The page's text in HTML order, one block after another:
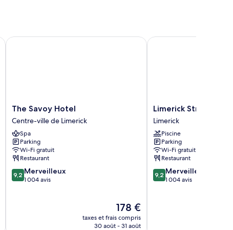
The
Savoy
Hotel
Centre-
ville
de
Limerick
The Savoy Hotel
Centre-ville de Limerick
Spa
Parking
Wi-Fi gratuit
Restaurant
9.2
sur
9,2 Merveilleux
1 004 avis
Le
nouveau
prix
178 €
taxes et frais compris
30 août - 31 août
The Savoy Hotel
Limerick
Strand
Hotel
Limerick
Limerick Strand
Limerick
Piscine
Parking
Wi-Fi gratuit
Restaurant
9.2
sur
9,2 Merveilleux
1 004 avis
Limerick Strand Hotel